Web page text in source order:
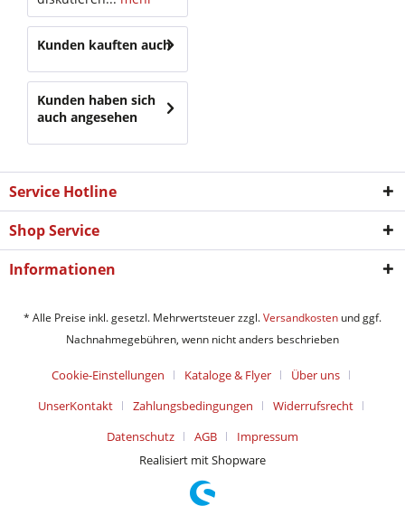
Kunden kauften auch
Kunden haben sich
auch angesehen
Service Hotline
Shop Service
Informationen
* Alle Preise inkl. gesetzl. Mehrwertsteuer zzgl.Versandkosten und ggf.
Nachnahmegebühren, wenn nicht anders beschrieben
Cookie-Einstellungen Kataloge & Flyer
Über uns
UnserKontakt
Zahlungsbedingungen
Widerrufsrecht
Datenschutz
AGB
Impressum
Realisiert mit Shopware